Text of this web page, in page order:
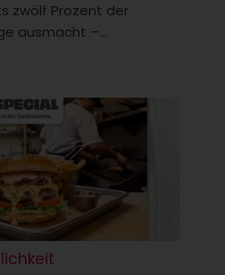
zwölf Prozent der
ausmacht –...